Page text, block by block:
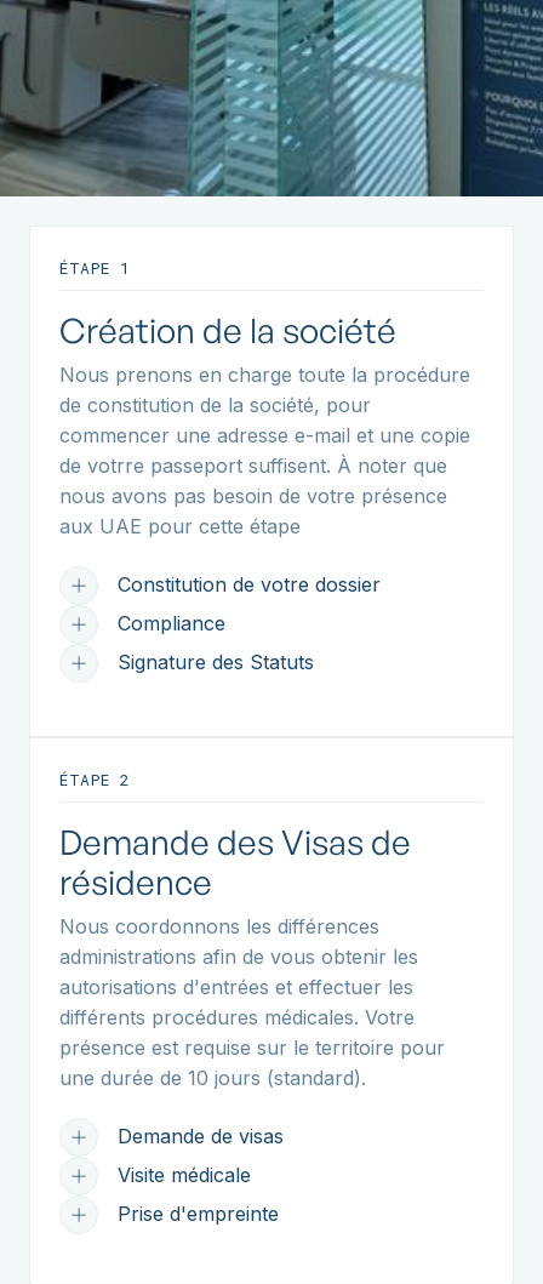
ÉTAPE 1
Création de la société
Nous prenons en charge toute la procédure
de constitution de la société, pour
commencer une adresse e-mail et une copie
de votrre passeport suffisent. À noter que
nous avons pas besoin de votre présence
aux UAE pour cette étape
Constitution de votre dossier
Compliance
Signature des Statuts
ÉTAPE 2
Demande des Visas de
résidence
Nous coordonnons les différences
administrations afin de vous obtenir les
autorisations d'entrées et effectuer les
différents procédures médicales. Votre
présence est requise sur le territoire pour
une durée de 10 jours (standard).
Demande de visas
Visite médicale
Prise d'empreinte